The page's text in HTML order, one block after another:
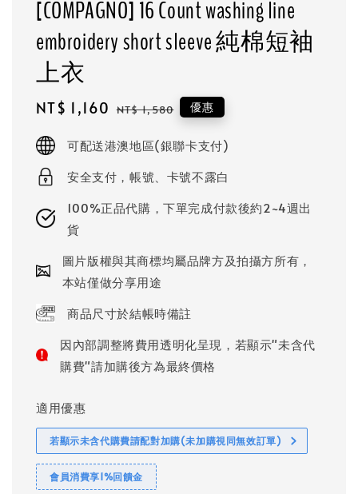
[COMPAGNO] 16 Count washing line
embroidery short sleeve 純棉短袖
上衣
Sale
NT$ 1,160 Regular
NT$ 1,580 優惠
可配送港澳地區(銀聯卡支付)
安全支付，帳號、卡號不露白
100%正品代購，下單完成付款後約2~4週出
貨
圖片版權與其商標均屬品牌方及拍攝方所有，
本站僅做分享用途
商品尺寸於結帳時備註
因內部調整將費用透明化呈現，若顯示"未含代
購費"請加購後方為最終價格
適用優惠
若顯示未含代購費請配對加購(未加購視同無效訂單)
會員消費享1%回饋金